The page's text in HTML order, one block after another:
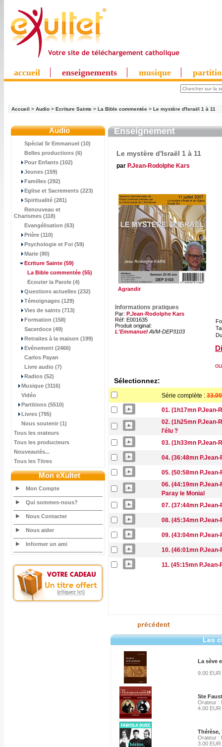
accueil enseignements musique
Accueil > Audio > Ecriture Sainte > La Bible commentée > Le mystère d'Israël 1 à 11
Audio
Spécial Sr Emmanuel (10)
Belles productions (6)
Pour Enfants (102)
Jeunes (159)
Familles (292)
Eglise et Sacrements (223)
Spiritualité (281)
Renouveau et
Charismes (118)
Evangélisation (63)
Prière (110)
Psychologie et Foi (59)
Marie (80)
Ecriture Sainte (59)
La Bible commentée (55)
Ecouter la Parole (4)
Questions actuelles (232)
Témoignages (129)
Vies de saints (713)
Formation (158)
Sacerdoce (49)
Retraites à la maison (199)
Evénement (2466)
Carlos Payan
Livre audio (7)
Radios (52)
Musique (3116)
Vidéo
Partitions (5510)
Livres (795)
Nous soutenir (1)
Tous les orateurs
Tous les producteurs
Nouveautés...
Tous les Titres
Mon eXultet
Mon Compte
Qui sommes-nous?
Nous Contacter
Nous aider
Informer un ami
Enseignement
Le mystère d'Israël 1 à 11
par P.Jean-Rodolphe Kars
Agrandir
Informations pratiques
Par: P.Jean-Rodolphe Kars
Réf: E001635
Produit original:
L'EmmanuelAVM-DEP3103
Sélectionnez:
Série complète : 33.00
01. (1h17mn
02. (1h25mn
l'élu ?
03. (1h33mn
04. (36:48mn
05. (50:58mn
06. (44:19mn
Paray le Monial
07. (37:44mn
08. (45:34mn
09. (43:04mn
10. (46:01mn
11. (45:15mn
Les
La sève
9.00 EUR
Ste
Orateur :
4.00 EUR
Thérèse,
Orateur :
3.00 EUR